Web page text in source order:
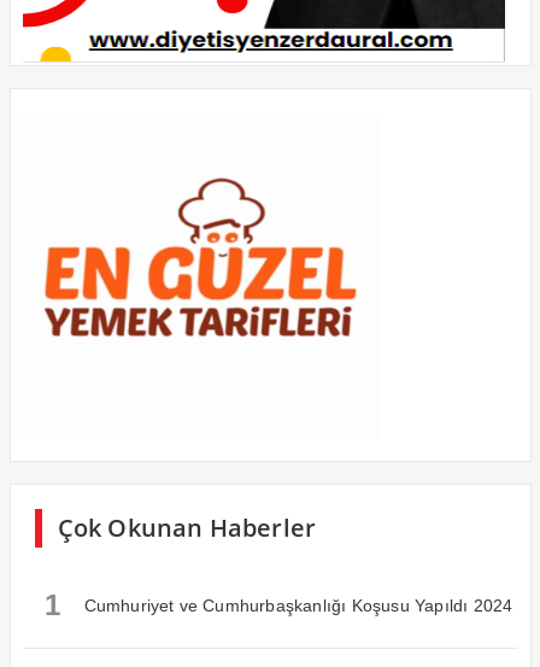
Çok Okunan Haberler
1 Cumhuriyet ve Cumhurbaşkanlığı Koşusu Yapıldı 2024